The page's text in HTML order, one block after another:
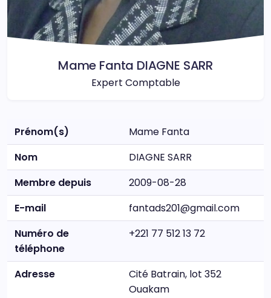
Mame Fanta DIAGNE SARR
Expert Comptable
Prénom(s)
Mame Fanta
Nom
DIAGNE SARR
Membre depuis
2009-08-28
E-mail
fantads201@gmail.com
Numéro de
téléphone
+221 77 512 13 72
Adresse
Cité Batrain, lot 352
Ouakam